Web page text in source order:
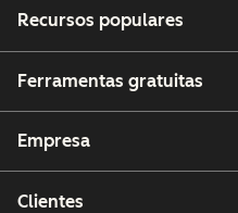
Recursos populares
Ferramentas gratuitas
Empresa
Clientes